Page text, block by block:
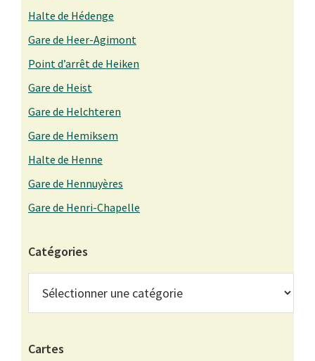
Halte de Hédenge
Gare de Heer-Agimont
Point d’arrêt de Heiken
Gare de Heist
Gare de Helchteren
Gare de Hemiksem
Halte de Henne
Gare de Hennuyères
Gare de Henri-Chapelle
Catégories
Cartes